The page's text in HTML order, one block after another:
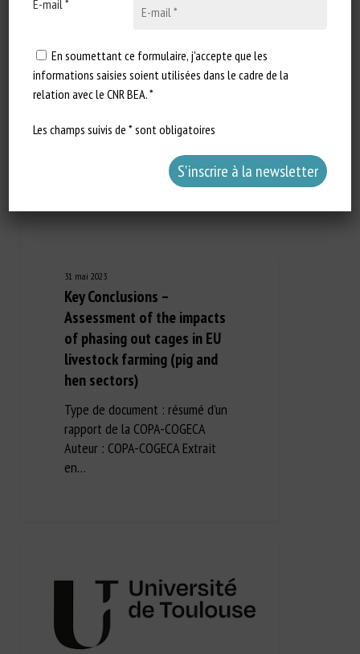
11…
31 mai 2023
Key Conclusions –
Assessment of the impacts
of phasing out cages in EU
livestock farming (pig and
hen sectors)
Type de document : résumé d’un
rapport de la COPA-COGECA
Auteur : COPA-COGECA Extrait
en…
E-mail *
En soumettant ce formulaire, j'accepte que les
informations saisies soient utilisées dans le cadre de la
relation avec le CNR BEA. *
Les champs suivis de * sont obligatoires